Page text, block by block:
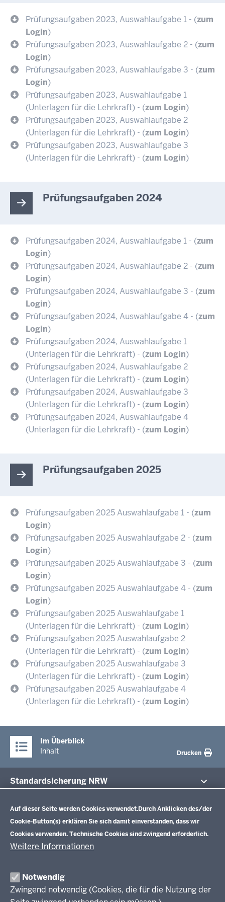
Auf dieser Seite werden Cookies verwendet.Durch Anklicken des/der
Cookie-Button(s) erklären Sie sich damit einverstanden, dass wir
Cookies verwenden. Technische Cookies sind zwingend erforderlich.
Weitere Informationen
Notwendig
Zwingend notwendig (Cookies, die für die Nutzung der
Prüfungsaufgaben 2023, Auswahlaufgabe 1 - (zum
Login)
Prüfungsaufgaben 2023, Auswahlaufgabe 2 - (zum
Login)
Prüfungsaufgaben 2023, Auswahlaufgabe 3 - (zum
Login)
Prüfungsaufgaben 2023, Auswahlaufgabe 1
(Unterlagen für die Lehrkraft) - (zum Login)
Prüfungsaufgaben 2023, Auswahlaufgabe 2
(Unterlagen für die Lehrkraft) - (zum Login)
Prüfungsaufgaben 2023, Auswahlaufgabe 3
(Unterlagen für die Lehrkraft) - (zum Login)
Prüfungsaufgaben 2024
Prüfungsaufgaben 2024, Auswahlaufgabe 1 - (zum
Login)
Prüfungsaufgaben 2024, Auswahlaufgabe 2 - (zum
Login)
Prüfungsaufgaben 2024, Auswahlaufgabe 3 - (zum
Login)
Prüfungsaufgaben 2024, Auswahlaufgabe 4 - (zum
Login)
Prüfungsaufgaben 2024, Auswahlaufgabe 1
(Unterlagen für die Lehrkraft) - (zum Login)
Prüfungsaufgaben 2024, Auswahlaufgabe 2
(Unterlagen für die Lehrkraft) - (zum Login)
Prüfungsaufgaben 2024, Auswahlaufgabe 3
(Unterlagen für die Lehrkraft) - (zum Login)
Prüfungsaufgaben 2024, Auswahlaufgabe 4
(Unterlagen für die Lehrkraft) - (zum Login)
Prüfungsaufgaben 2025
Prüfungsaufgaben 2025 Auswahlaufgabe 1 - (zum
Login)
Prüfungsaufgaben 2025 Auswahlaufgabe 2 - (zum
Login)
Prüfungsaufgaben 2025 Auswahlaufgabe 3 - (zum
Login)
Prüfungsaufgaben 2025 Auswahlaufgabe 4 - (zum
Login)
Prüfungsaufgaben 2025 Auswahlaufgabe 1
(Unterlagen für die Lehrkraft) - (zum Login)
Prüfungsaufgaben 2025 Auswahlaufgabe 2
(Unterlagen für die Lehrkraft) - (zum Login)
Prüfungsaufgaben 2025 Auswahlaufgabe 3
(Unterlagen für die Lehrkraft) - (zum Login)
Prüfungsaufgaben 2025 Auswahlaufgabe 4
(Unterlagen für die Lehrkraft) - (zum Login)
Im Überblick
Inhalt
Drucken
Standardsicherung NRW
Zentrale Prüfungen 10
Übersicht
Fächer
Termine
Ergebnisberichte
Zentrale Klausuren Einführungsphase
Fächer
Aufgaben der letzten Jahre
Rechtsgrundlagen
Übersicht
Zentralabitur Berufliches Gymnasium